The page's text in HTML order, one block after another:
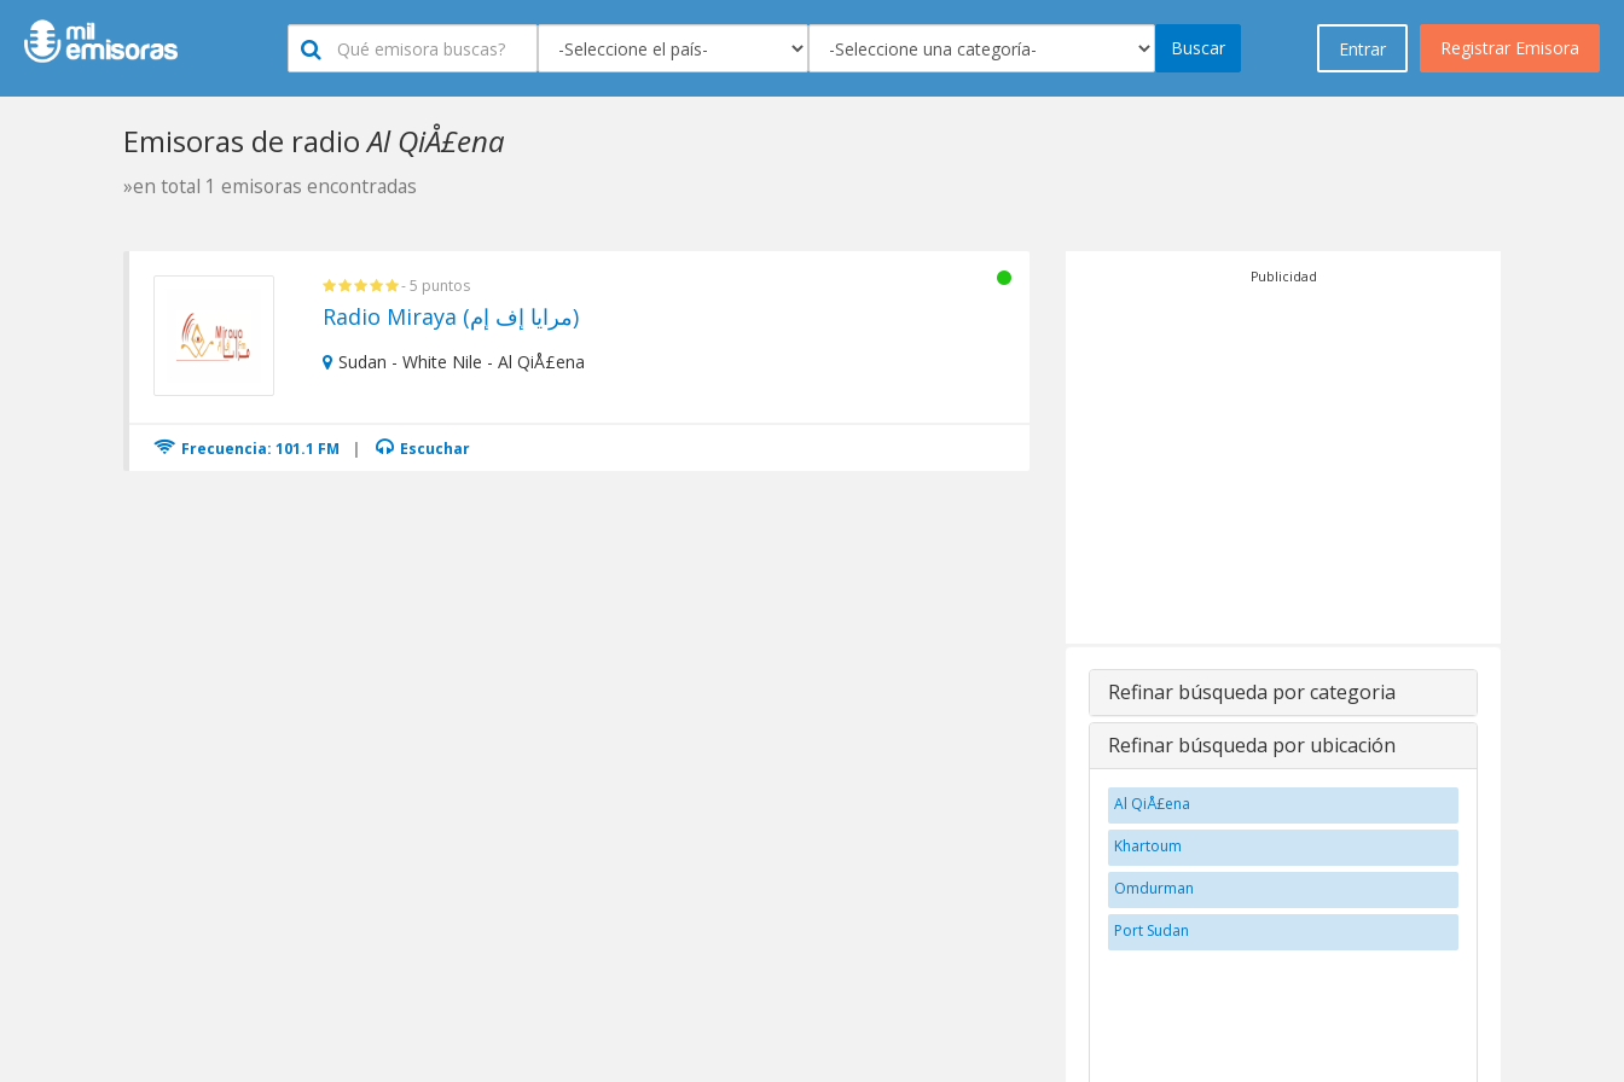
Registrar Emisora
Entrar
Buscar
Emisoras de radioAl QiÅ£ena
»en total 1 emisoras encontradas
- 5 puntos
Radio Miraya (مرايا إف إم)
Sudan - White Nile - Al QiÅ£ena
Frecuencia: 101.1 FM | Escuchar
Publicidad
Refinar búsqueda por categoria
Refinar búsqueda por ubicación
Al QiÅ£ena
Khartoum
Omdurman
Port Sudan